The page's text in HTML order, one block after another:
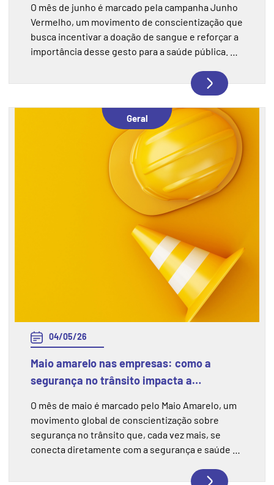
O mês de junho é marcado pela campanha Junho
Vermelho, um movimento de conscientização que
busca incentivar a doação de sangue e reforçar a
importância desse gesto para a saúde pública. A
constante de manter os estoques de sangue
abastecidos, especialmente durante períodos do
ano em que as doações costumam diminuir. Mais
do que uma ação solidária, doar sangue é uma
forma de contribuir diretamente para o
atendimento de pacientes em hospitais,
emergências, cirurgias e tratamentos contínuos.
Geral
04/05/26
Maio amarelo nas empresas: como a
segurança no trânsito impacta a
O mês de maio é marcado pelo Maio Amarelo, um
movimento global de conscientização sobre
segurança no trânsito que, cada vez mais, se
conecta diretamente com a segurança e saúde no
aquelas que possuem frotas, motoristas ou